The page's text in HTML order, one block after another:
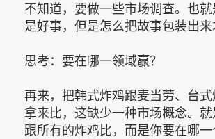
不知道，要做一些市场调查。也
是好事，但是怎么把故事包装出来
思考：要在哪一领域赢？
再来，把韩式炸鸡跟麦当劳、台
拿来比，这缺少一种市场概念。
跟所有的炸鸡比，而是你要在哪